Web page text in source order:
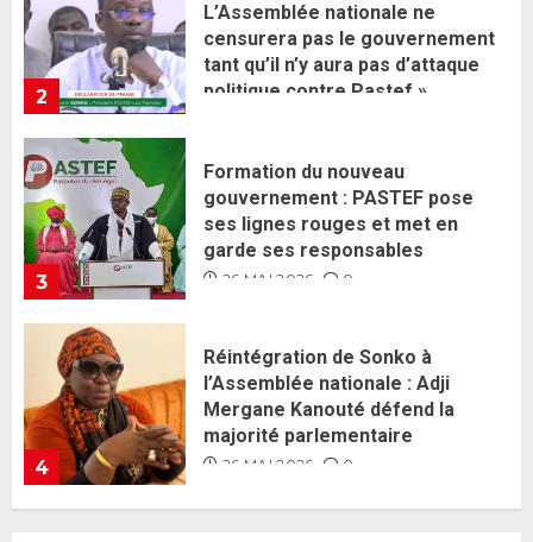
3
gouvernement : PASTEF pose
ses lignes rouges et met en
garde ses responsables
26 MAI 2026 0
4
Réintégration de Sonko à
l’Assemblée nationale : Adji
Mergane Kanouté défend la
majorité parlementaire
26 MAI 2026 0
5
Guy Marius Sagna inquiet après la
nomination d’Al Aminou Lo : «
J’espère me tromper »
26 MAI 2026 0